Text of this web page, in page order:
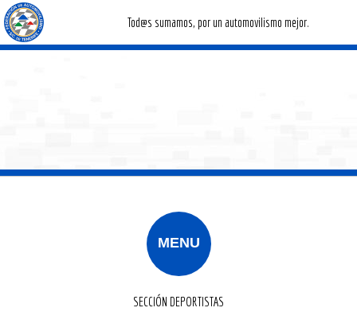
Tod@s sumamos, por un automovilismo mejor.
MENU
SECCIÓN DEPORTISTAS